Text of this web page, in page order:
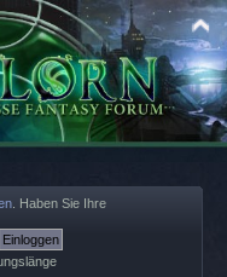
. Haben Sie Ihre